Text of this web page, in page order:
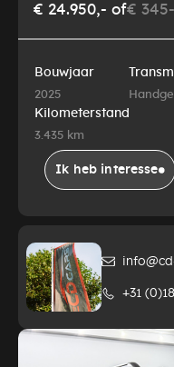
€ 24.950,- of€
Bouwjaar
2025
Kilometerstand
3.435 km
Ik heb interesse
+31